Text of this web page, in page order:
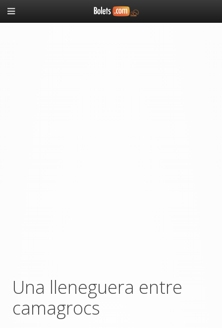
Una lleneguera entre
camagrocs